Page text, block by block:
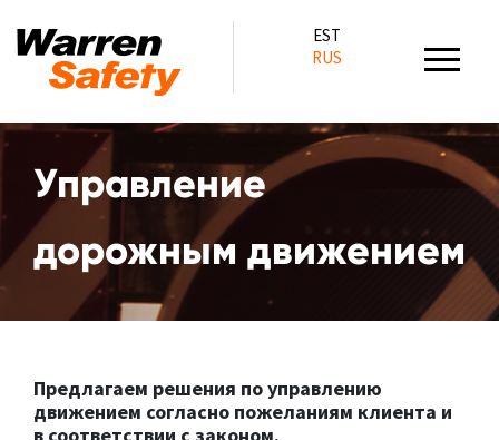
EST
RUS
Управление
дорожным движением
Предлагаем решения по управлению
движением согласно пожеланиям клиента и